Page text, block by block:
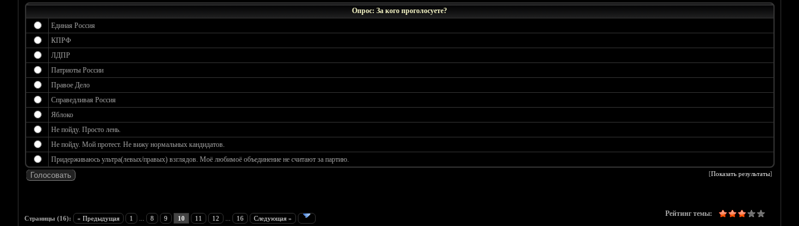
Опрос: За кого проголосуете?
Единая Россия
КПРФ
ЛДПР
Патриоты России
Правое Дело
Справедливая Россия
Яблоко
Не пойду. Просто лень.
Не пойду. Мой протест. Не вижу нормальных кандидатов.
Придерживаюсь ультра(левых/правых) взглядов. Моё любимоё объединение не считают за партию.
[Показать результаты]
Страницы (16): « Предыдущая 1 8 9 10 11 12 16 Следующая »
Рейтинг темы:
Голосов: 6 - Средняя оценка: 3.17
1
2
3
4
5